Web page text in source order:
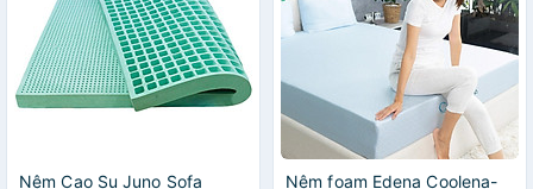
Nệm Cao Su Juno Sofa
Nệm foam Edena Coolena-